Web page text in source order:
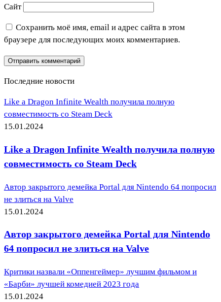
Сайт
Сохранить моё имя, email и адрес сайта в этом
браузере для последующих моих комментариев.
Последние новости
Like a Dragon Infinite Wealth получила полную
совместимость со Steam Deck
15.01.2024
Like a Dragon Infinite Wealth получила полную
совместимость со Steam Deck
Автор закрытого демейка Portal для Nintendo 64 попросил
не злиться на Valve
15.01.2024
Автор закрытого демейка Portal для Nintendo
64 попросил не злиться на Valve
Критики назвали «Оппенгеймер» лучшим фильмом и
«Барби» лучшей комедией 2023 года
15.01.2024